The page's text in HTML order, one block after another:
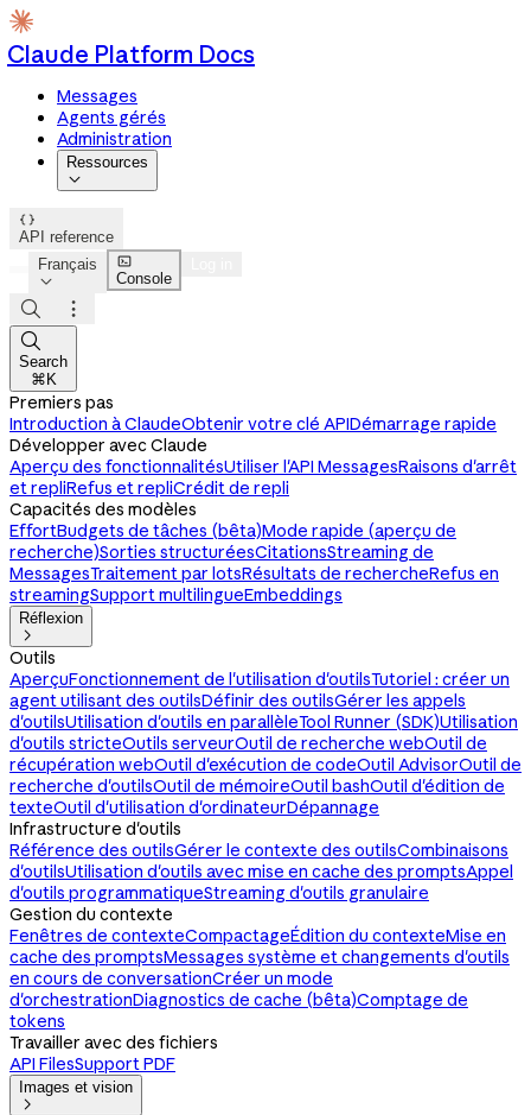
Claude Platform Docs
Messages
Agents gérés
Administration
Ressources


API reference
Français


Console



Search
⌘K
Premiers pas
Introduction à ClaudeObtenir votre clé APIDémarrage rapide
Développer avec Claude
Aperçu des fonctionnalitésUtiliser l'API MessagesRaisons d'arrêt
et repliRefus et repliCrédit de repli
Capacités des modèles
EffortBudgets de tâches (bêta)Mode rapide (aperçu de
recherche)Sorties structuréesCitationsStreaming de
MessagesTraitement par lotsRésultats de rechercheRefus en
streamingSupport multilingueEmbeddings
Réflexion

Outils
AperçuFonctionnement de l'utilisation d'outilsTutoriel : créer un
agent utilisant des outilsDéfinir des outilsGérer les appels
d'outilsUtilisation d'outils en parallèleTool Runner (SDK)Utilisation
d'outils stricteOutils serveurOutil de recherche webOutil de
récupération webOutil d'exécution de codeOutil AdvisorOutil de
recherche d'outilsOutil de mémoireOutil bashOutil d'édition de
texteOutil d'utilisation d'ordinateurDépannage
Infrastructure d'outils
Référence des outilsGérer le contexte des outilsCombinaisons
d'outilsUtilisation d'outils avec mise en cache des promptsAppel
d'outils programmatiqueStreaming d'outils granulaire
Gestion du contexte
Fenêtres de contexteCompactageÉdition du contexteMise en
cache des promptsMessages système et changements d'outils
en cours de conversationCréer un mode
d'orchestrationDiagnostics de cache (bêta)Comptage de
tokens
Travailler avec des fichiers
API FilesSupport PDF
Images et vision
